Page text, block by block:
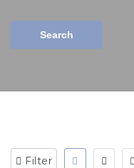
Search
Filter